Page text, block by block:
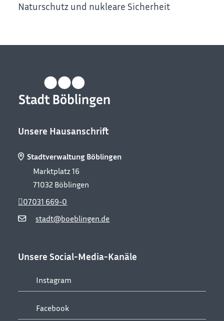
Naturschutz und nukleare Sicherheit
Unsere Hausanschrift
Stadtverwaltung Böblingen
Marktplatz 16
71032 Böblingen
stadt@boeblingen.de
07031 669-0
Unsere Social-Media-Kanäle
Instagram
Facebook